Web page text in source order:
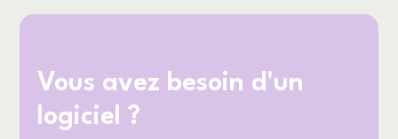
Vous avez besoin d'un
logiciel ?